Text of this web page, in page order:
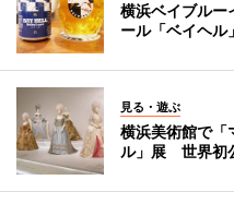
横浜ベイブル
ール「ベイヘル」
見る・遊ぶ
横浜美術館で「
ル」展 世界初